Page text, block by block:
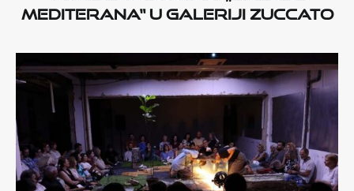
Mediterana“ u Galeriji Zuccato